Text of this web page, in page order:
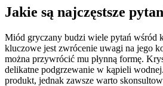
Jakie są najczęstsze
Miód gryczany budzi wiele pytań wśród
kluczowe jest zwrócenie uwagi na jego
można przywrócić mu płynną formę.
delikatne podgrzewanie w kąpieli
produkt, jednak zawsze warto